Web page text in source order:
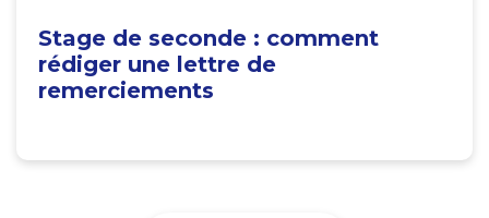
Stage de seconde : comment
rédiger une lettre de
remerciements